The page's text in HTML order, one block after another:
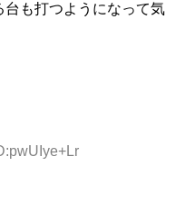
台も打つようになって気